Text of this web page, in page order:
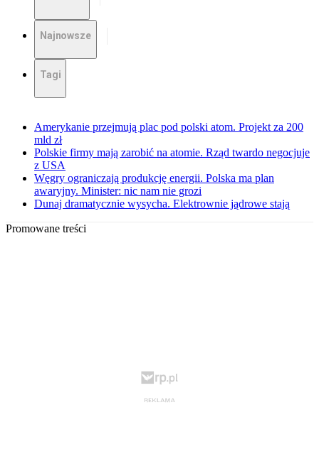
Najnowsze
Tagi
Amerykanie przejmują plac pod polski atom. Projekt za 200
mld zł
Polskie firmy mają zarobić na atomie. Rząd twardo negocjuje
z USA
Węgry ograniczają produkcję energii. Polska ma plan
awaryjny. Minister: nic nam nie grozi
Dunaj dramatycznie wysycha. Elektrownie jądrowe stają
Promowane treści